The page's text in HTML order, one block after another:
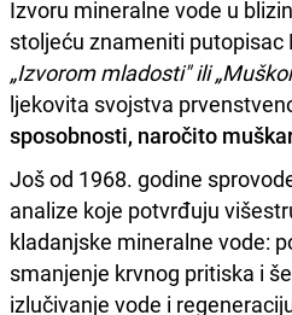
Izvoru mineralne vode u
stoljeću znameniti putopisac
„Izvorom mladosti" ili
ljekovita svojstva
sposobnosti, naročito
Još od 1968. godine
analize koje potvrđuju
kladanjske mineralne vode:
smanjenje krvnog pritiska i
izlučivanje vode i